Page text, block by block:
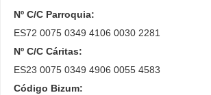
Nº C/C Parroquia:
ES72 0075 0349 4106 0030 2281
Nº C/C Cáritas:
ES23 0075 0349 4906 0055 4583
Código Bizum: